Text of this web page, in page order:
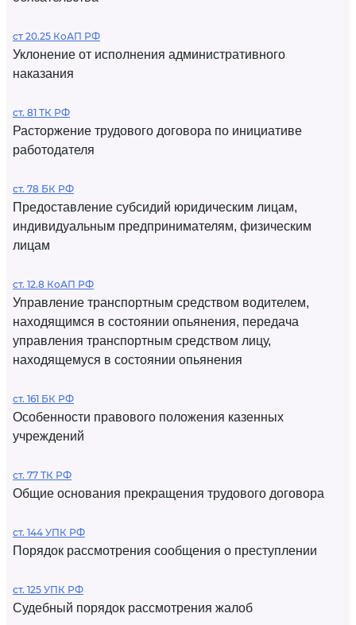
ст 20.25 КоАП РФ
Уклонение от исполнения административного
наказания
ст. 81 ТК РФ
Расторжение трудового договора по инициативе
работодателя
ст. 78 БК РФ
Предоставление субсидий юридическим лицам,
индивидуальным предпринимателям, физическим
лицам
ст. 12.8 КоАП РФ
Управление транспортным средством водителем,
находящимся в состоянии опьянения, передача
управления транспортным средством лицу,
находящемуся в состоянии опьянения
ст. 161 БК РФ
Особенности правового положения казенных
учреждений
ст. 77 ТК РФ
Общие основания прекращения трудового договора
ст. 144 УПК РФ
Порядок рассмотрения сообщения о преступлении
ст. 125 УПК РФ
Судебный порядок рассмотрения жалоб